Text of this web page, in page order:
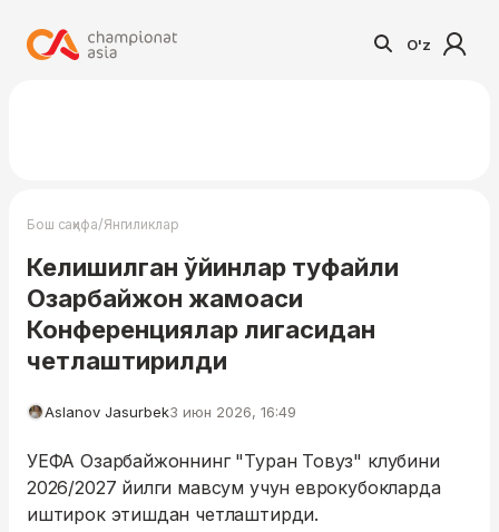
O'z
Бош саҳифа/Янгиликлар
Келишилган ўйинлар туфайли
Озарбайжон жамоаси
Конференциялар лигасидан
четлаштирилди
Aslanov Jasurbek3 июн 2026, 16:49
УЕФА Озарбайжоннинг "Туран Товуз" клубини
2026/2027 йилги мавсум учун еврокубокларда
иштирок этишдан четлаштирди.